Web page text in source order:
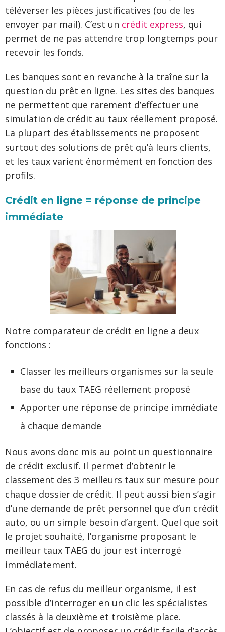
téléverser les pièces justificatives (ou de les
envoyer par mail). C’est un crédit express, qui
permet de ne pas attendre trop longtemps pour
recevoir les fonds.
Les banques sont en revanche à la traîne sur la
question du prêt en ligne. Les sites des banques
ne permettent que rarement d’effectuer une
simulation de crédit au taux réellement proposé.
La plupart des établissements ne proposent
surtout des solutions de prêt qu’à leurs clients,
et les taux varient énormément en fonction des
profils.
Crédit en ligne = réponse de principe
immédiate
Notre comparateur de crédit en ligne a deux
fonctions :
Classer les meilleurs organismes sur la seule
base du taux TAEG réellement proposé
Apporter une réponse de principe immédiate
à chaque demande
Nous avons donc mis au point un questionnaire
de crédit exclusif. Il permet d’obtenir le
classement des 3 meilleurs taux sur mesure pour
chaque dossier de crédit. Il peut aussi bien s’agir
d’une demande de prêt personnel que d’un crédit
auto, ou un simple besoin d’argent. Quel que soit
le projet souhaité, l’organisme proposant le
meilleur taux TAEG du jour est interrogé
immédiatement.
En cas de refus du meilleur organisme, il est
possible d’interroger en un clic les spécialistes
classés à la deuxième et troisième place.